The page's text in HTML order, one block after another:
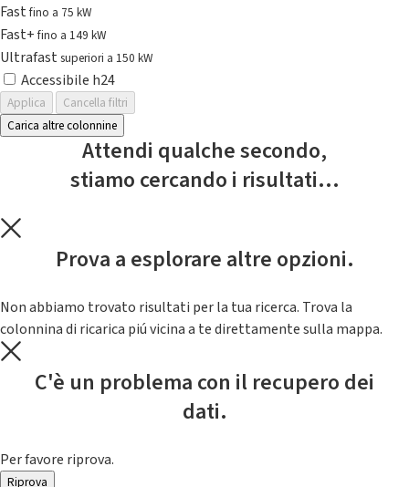
Fastfino a 75 kW
Fast+fino a 149 kW
Ultrafast superiori a 150 kW
Accessibile h24
Applica
Cancella filtri
Carica altre colonnine
Attendi qualche secondo,
stiamo cercando i risultati...
Prova a esplorare altre opzioni.
Non abbiamo trovato risultati per la tua ricerca. Trova la
colonnina di ricarica piú vicina a te direttamente sulla mappa.
C'è un problema con il recupero dei
dati.
Per favore riprova.
Riprova